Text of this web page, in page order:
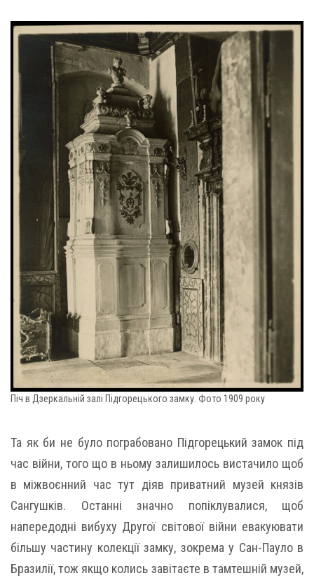
Піч в Дзеркальній залі Підгорецького замку. Фото 1909 року
Та як би не було пограбовано Підгорецький замок під
час війни, того що в ньому залишилось вистачило щоб
в міжвоєнний час тут діяв приватний музей князів
Сангушків. Останні значно попіклувалися, щоб
напередодні вибуху Другої світової війни евакуювати
більшу частину колекції замку, зокрема у Сан-Пауло в
Бразилії, тож якщо колись завітаєте в тамтешній музей,